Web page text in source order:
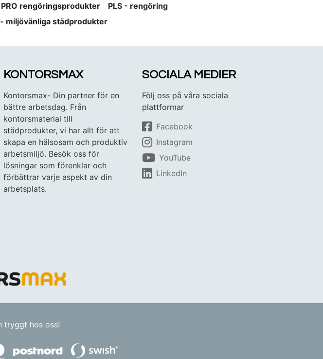
rengöringsprodukter
PLS - rengöring
miljövänliga städprodukter
KONTORSMAX
Kontorsmax- Din partner för en
bättre arbetsdag. Från
kontorsmaterial till
städprodukter, vi har allt för att
skapa en hälsosam och produktiv
arbetsmiljö. Besök oss för
lösningar som förenklar och
förbättrar varje aspekt av din
arbetsplats.
SOCIALA MEDIER
Följ oss på våra sociala
plattformar
Facebook
Instagram
YouTube
LinkedIn
tryggt hos oss!